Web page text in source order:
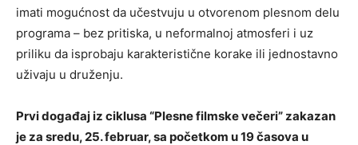
imati mogućnost da učestvuju u otvorenom plesnom delu
programa – bez pritiska, u neformalnoj atmosferi i uz
priliku da isprobaju karakteristične korake ili jednostavno
uživaju u druženju.
Prvi događaj iz ciklusa “Plesne filmske večeri” zakazan
je za sredu, 25. februar, sa početkom u 19 časova u